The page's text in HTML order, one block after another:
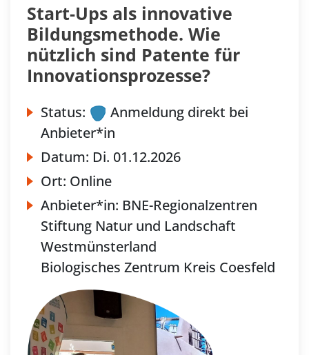
Start-Ups als innovative
Bildungsmethode. Wie
nützlich sind Patente für
Innovationsprozesse?
Status:
Anmeldung direkt bei
Anbieter*in
Datum: Di. 01.12.2026
Ort: Online
Anbieter*in: BNE-Regionalzentren
Stiftung Natur und Landschaft
Westmünsterland
Biologisches Zentrum Kreis Coesfeld